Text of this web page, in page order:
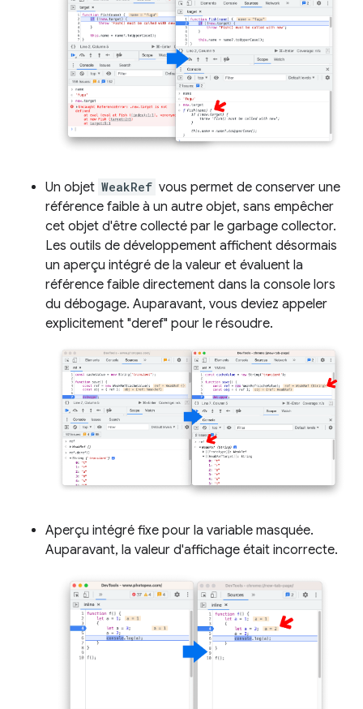
Un objet WeakRef vous permet de conserver une
référence faible à un autre objet, sans empêcher
cet objet d'être collecté par le garbage collector.
Les outils de développement affichent désormais
un aperçu intégré de la valeur et évaluent la
référence faible directement dans la console lors
du débogage. Auparavant, vous deviez appeler
explicitement "deref" pour le résoudre.
Aperçu intégré fixe pour la variable masquée.
Auparavant, la valeur d'affichage était incorrecte.